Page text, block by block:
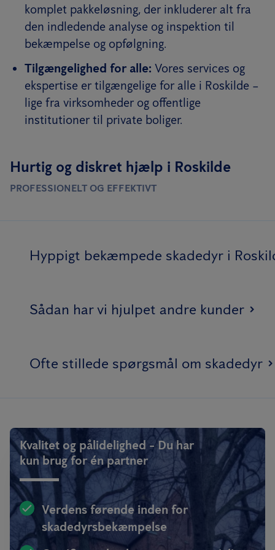
komplet pakkeløsning, der inkluderer alt fra
den indledende analyse og inspektion til
bekæmpelse og opfølgning.
Tilgængelighed for alle: Vores services og
ekspertise er tilgængelige for alle i Roskilde –
lige fra virksomheder og offentlige
institutioner til private boliger.
Hurtig og diskret hjælp i Roskilde
PROFESSIONELT OG EFFEKTIVT
Hyppigt bekæmpede skadedyr i
Sådan har vi hjulpet andre kunder
Ofte stillede spørgsmål om skadedyr
Kvalitet og pålidelighed - Du har
kun brug for én partner
Verdens førende inden for
skadedyrsbekæmpelse